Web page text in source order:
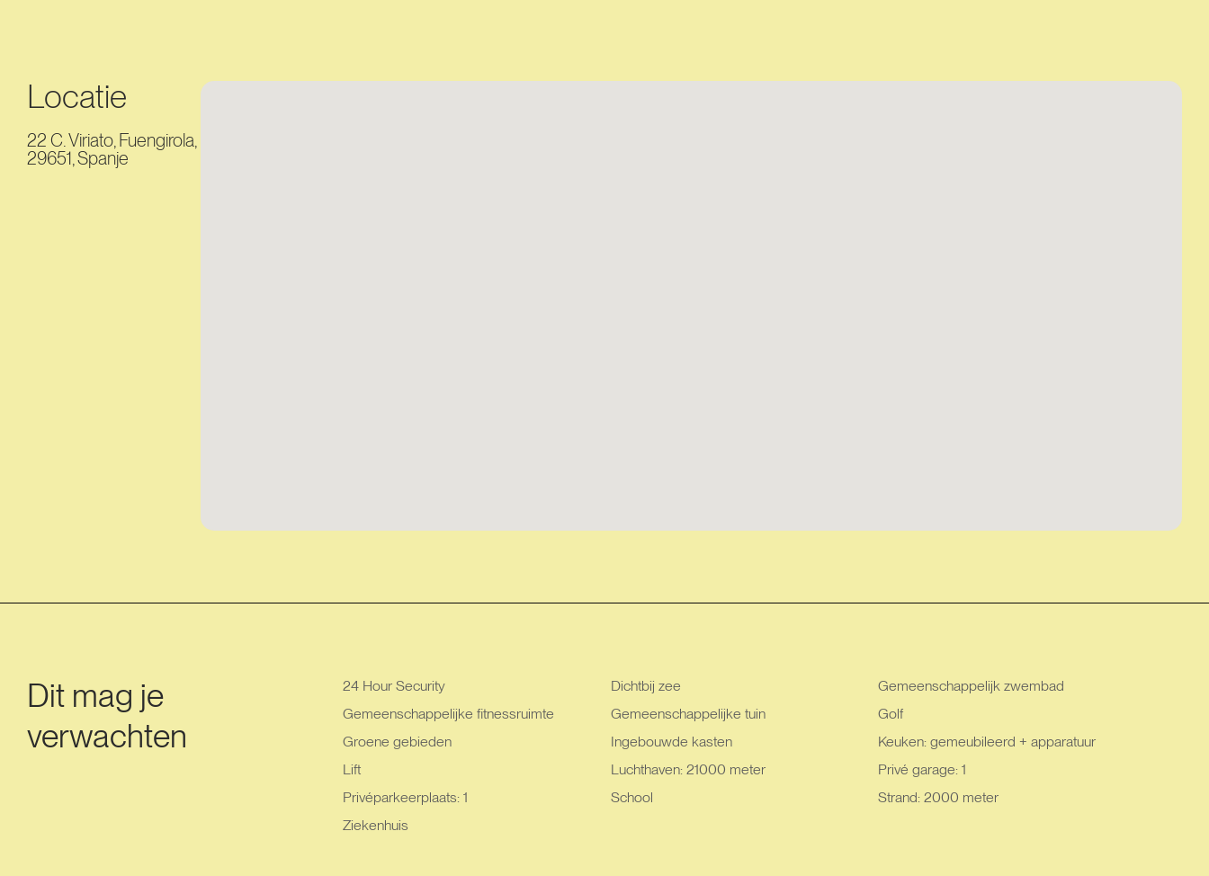
Locatie
22 C. Viriato, Fuengirola,
29651, Spanje
Dit mag je
verwachten
24 Hour Security Dichtbij zee
Gemeenschappelijk zwembad
Gemeenschappelijke fitnessruimte
Gemeenschappelijke tuin
Golf
Groene gebieden
Ingebouwde kasten
Keuken: gemeubileerd + apparatuur
Lift
Luchthaven: 21000 meter
Privé garage: 1
Privéparkeerplaats: 1
School
Strand: 2000 meter
Ziekenhuis